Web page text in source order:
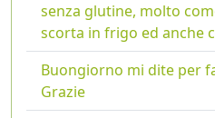
senza glutine, molto
scorta in frigo ed anche
Buongiorno mi dite per
Grazie